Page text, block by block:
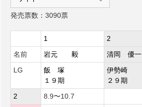
発売票数：3090票
1 2
名前
岩元 毅 清岡 優一
LG
飯 塚
１９期
伊勢崎
２９期
2 8.9〜10.7